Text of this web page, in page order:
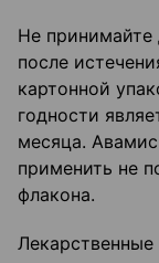
Не принимайте
после
картонной
годности
месяца.
применить не
флакона.